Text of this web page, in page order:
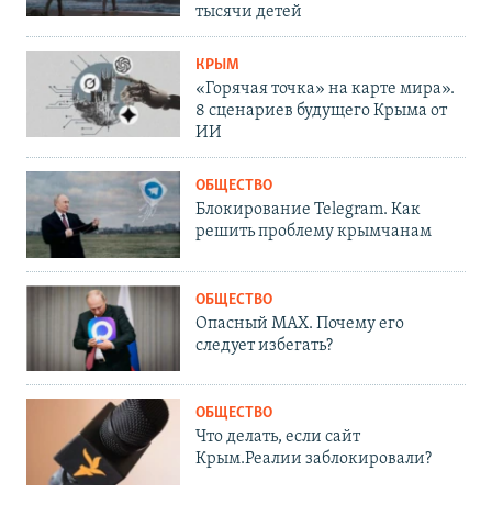
тысячи детей
КРЫМ
«Горячая точка» на карте мира».
8 сценариев будущего Крыма от
ИИ
ОБЩЕСТВО
Блокирование Telegram. Как
решить проблему крымчанам
ОБЩЕСТВО
Опасный MAX. Почему его
следует избегать?
ОБЩЕСТВО
Что делать, если сайт
Крым.Реалии заблокировали?